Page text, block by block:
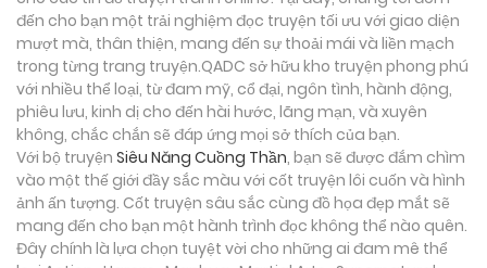
đến cho bạn một trải nghiệm đọc truyện tối ưu với giao diện
mượt mà, thân thiện, mang đến sự thoải mái và liền mạch
trong từng trang truyện.QADC sở hữu kho truyện phong phú
với nhiều thể loại, từ đam mỹ, cổ đại, ngôn tình, hành động,
phiêu lưu, kinh dị cho đến hài hước, lãng mạn, và xuyên
không, chắc chắn sẽ đáp ứng mọi sở thích của bạn.
Với bộ truyện Siêu Năng Cuồng Thần, bạn sẽ được đắm chìm
vào một thế giới đầy sắc màu với cốt truyện lôi cuốn và hình
ảnh ấn tượng. Cốt truyện sâu sắc cùng đồ họa đẹp mắt sẽ
mang đến cho bạn một hành trình đọc không thể nào quên.
Đây chính là lựa chọn tuyệt vời cho những ai đam mê thể